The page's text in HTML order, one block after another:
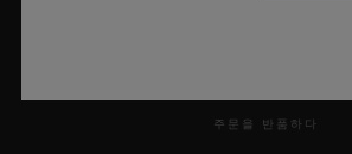
주문을 반품하다